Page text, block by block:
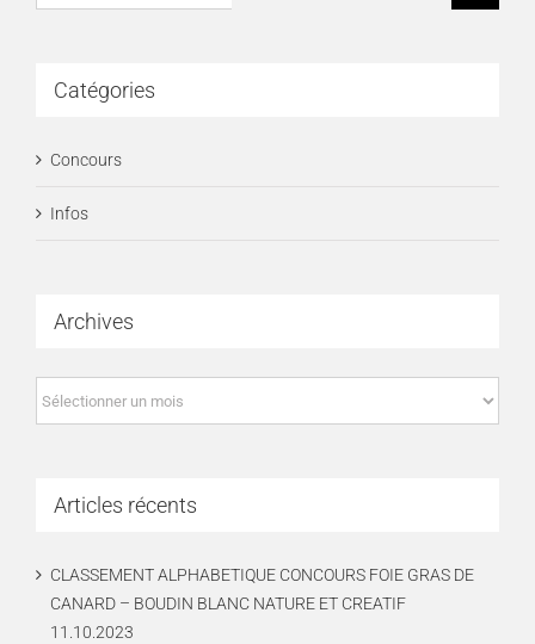
Catégories
Concours
Infos
Archives
Articles récents
CLASSEMENT ALPHABETIQUE CONCOURS FOIE GRAS DE
CANARD – BOUDIN BLANC NATURE ET CREATIF
11.10.2023